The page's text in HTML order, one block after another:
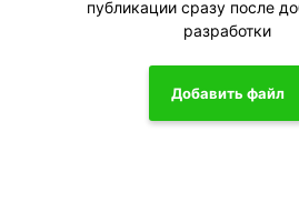
публикации сразу после
разработки
Добавить файл